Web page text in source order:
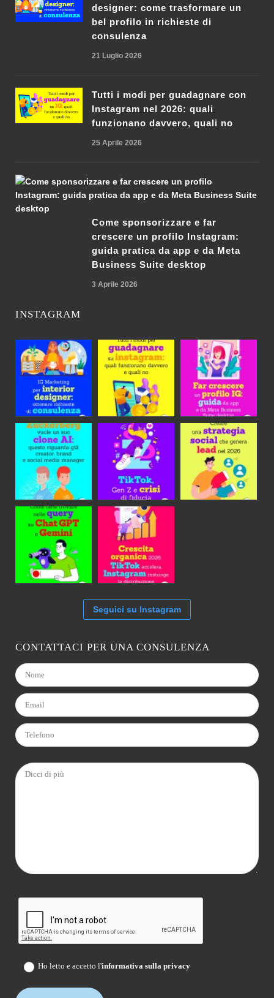
designer: come trasformare un
bel profilo in richieste di
consulenza
21 Luglio 2026
Tutti i modi per guadagnare con
Instagram nel 2026: quali
funzionano davvero, quali no
25 Aprile 2026
Come sponsorizzare e far
crescere un profilo Instagram:
guida pratica da app e da Meta
Business Suite desktop
3 Aprile 2026
INSTAGRAM
Seguici su Instagram
CONTATTACI PER UNA CONSULENZA
Ho letto e accetto l'informativa sulla privacy